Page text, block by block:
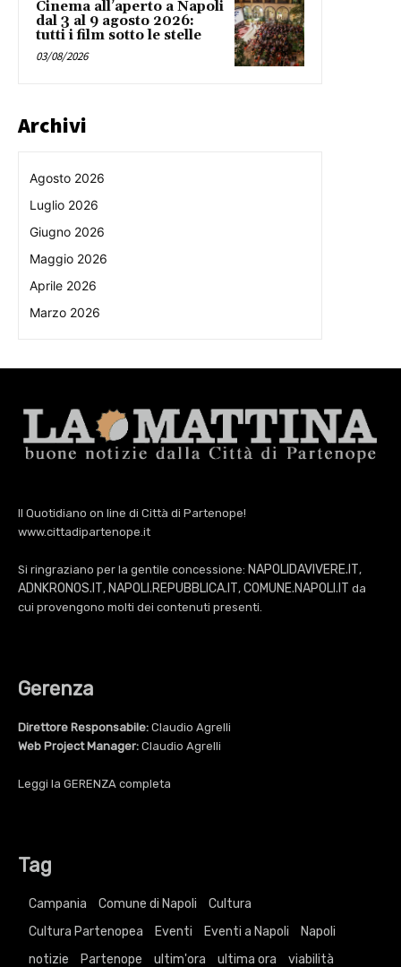
Cinema all’aperto a Napoli
dal 3 al 9 agosto 2026:
tutti i film sotto le stelle
03/08/2026
Archivi
Agosto 2026
Luglio 2026
Giugno 2026
Maggio 2026
Aprile 2026
Marzo 2026
Il Quotidiano on line di Città di Partenope!
www.cittadipartenope.it
Si ringraziano per la gentile concessione: NAPOLIDAVIVERE.IT,
ADNKRONOS.IT, NAPOLI.REPUBBLICA.IT, COMUNE.NAPOLI.IT da
cui provengono molti dei contenuti presenti.
Gerenza
Direttore Responsabile: Claudio Agrelli
Web Project Manager: Claudio Agrelli
Leggi la GERENZA completa
Tag
Campania Comune di Napoli
Cultura
Cultura Partenopea
Eventi Eventi a Napoli
Napoli
notizie
Partenope ultim'ora ultima ora viabilità